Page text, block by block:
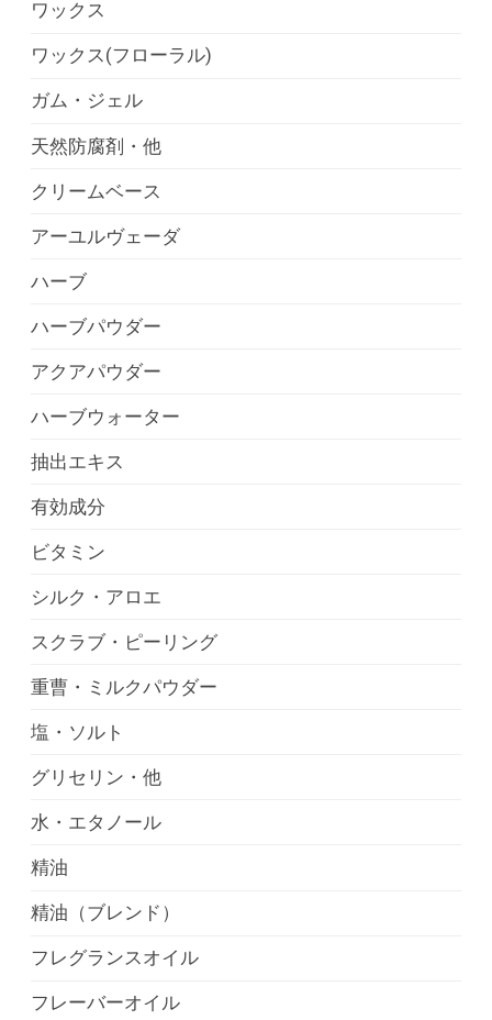
ワックス
ワックス(フローラル)
ガム・ジェル
天然防腐剤・他
クリームベース
アーユルヴェーダ
ハーブ
ハーブパウダー
アクアパウダー
ハーブウォーター
抽出エキス
有効成分
ビタミン
シルク・アロエ
スクラブ・ピーリング
重曹・ミルクパウダー
塩・ソルト
グリセリン・他
水・エタノール
精油
精油（ブレンド）
フレグランスオイル
フレーバーオイル